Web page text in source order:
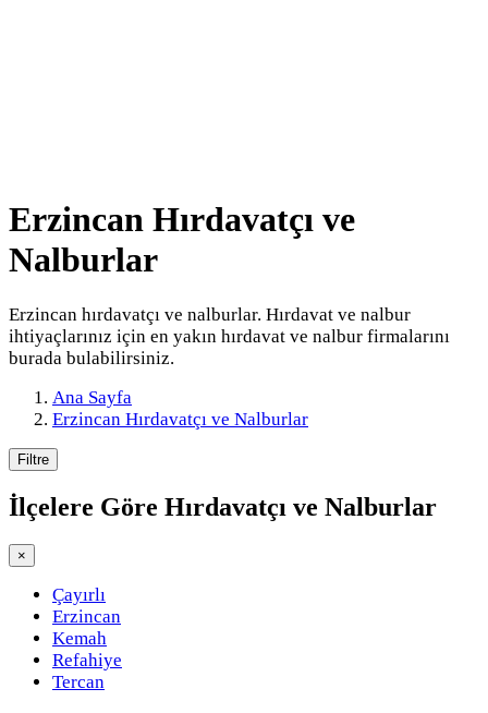
Erzincan Hırdavatçı ve
Nalburlar
Erzincan hırdavatçı ve nalburlar. Hırdavat ve nalbur
ihtiyaçlarınız için en yakın hırdavat ve nalbur firmalarını
burada bulabilirsiniz.
Ana Sayfa
Erzincan Hırdavatçı ve Nalburlar
Filtre
İlçelere Göre Hırdavatçı ve Nalburlar
×
Çayırlı
Erzincan
Kemah
Refahiye
Tercan